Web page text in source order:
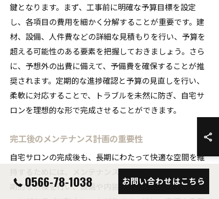
鍵となります。まず、工事前に明確な予算目標を設定
し、各項目の費用を細かく分解することが重要です。建
材、設備、人件費などの詳細な見積もりを行い、予算を
超える可能性のある要素を把握しておきましょう。さら
に、予想外の出費に備えて、予備費を確保することが推
奨されます。定期的な進捗確認と予算の見直しを行い、
柔軟に対応することで、トラブルを未然に防ぎ、自宅サ
ロンを理想的な形で完成させることができます。
完工後のメンテナンス計画の重要性
自宅サロンの完成後も、長期にわたって快適な空間を維
持するためには、メンテナンス計画が欠かせません。定
期的な点検を行い、設備や内装の劣化を早期に発見する
0566-78-1038 お問い合わせはこちら